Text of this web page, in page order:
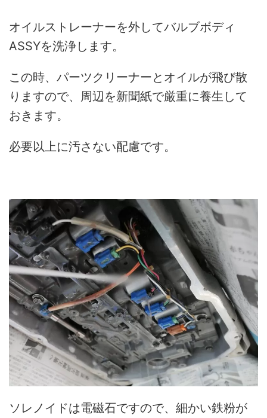
オイルストレーナーを外してバルブボディ
ASSYを洗浄します。
この時、パーツクリーナーとオイルが飛び散
りますので、周辺を新聞紙で厳重に養生して
おきます。
必要以上に汚さない配慮です。
ソレノイドは電磁石ですので、細かい鉄粉が